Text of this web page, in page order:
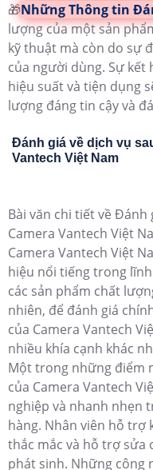
🎁Những Thông tin
lượng của một sản
kỹ thuật mà còn do sự
của người dùng. Sự kết
hiệu suất và tiện dụng
lượng đáng tin cậy và
Đánh giá về dịch vụ
Vantech Việt Nam
Bài văn chi tiết về Đánh
Camera Vantech Việt
Camera Vantech Việt
hiệu nổi tiếng trong
các sản phẩm chất
nhiên, để đánh giá
của Camera Vantech
nhiều khía cạnh khác
Một trong những điểm
của Camera Vantech
nghiệp và nhanh nhẹn
hàng. Nhân viên hỗ trợ
thắc mắc và hỗ trợ sửa
phát sinh. Những công